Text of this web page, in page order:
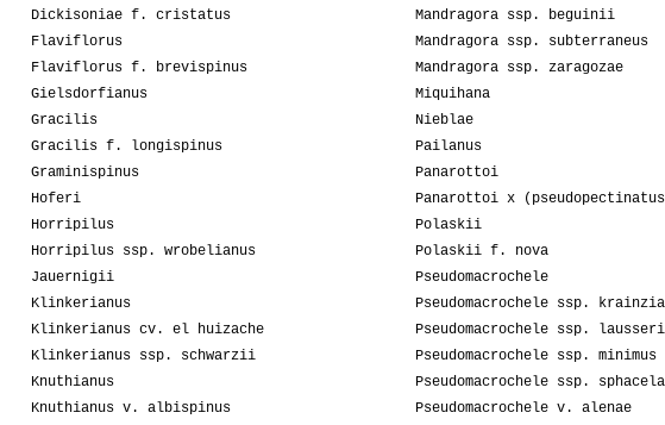
Dickisoniae f. cristatus
Flaviflorus
Flaviflorus f. brevispinus
Gielsdorfianus
Gracilis
Gracilis f. longispinus
Graminispinus
Hoferi
Horripilus
Horripilus ssp. wrobelianus
Jauernigii
Klinkerianus
Klinkerianus cv. el huizache
Klinkerianus ssp. schwarzii
Knuthianus
Knuthianus v. albispinus
Mandragora ssp. beguinii
Mandragora ssp. subterraneus
Mandragora ssp. zaragozae
Miquihana
Nieblae
Pailanus
Panarottoi
Panarottoi x
Polaskii
Polaskii f. nova
Pseudomacrochele
Pseudomacrochele ssp.
Pseudomacrochele ssp. lausseri
Pseudomacrochele ssp. minimus
Pseudomacrochele ssp.
Pseudomacrochele v. alenae